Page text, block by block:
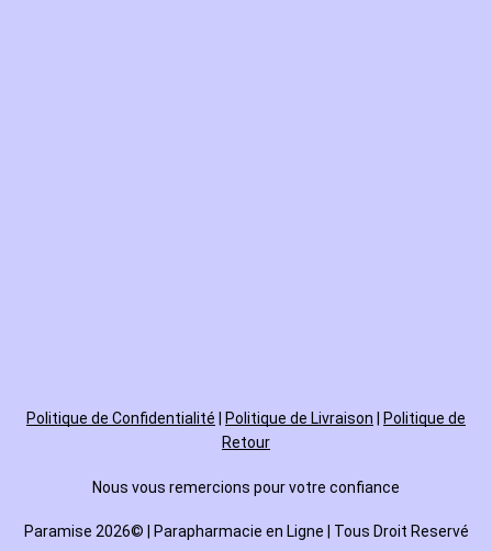
Politique de Confidentialité Politique de Livraison
Politique de
Retour
Nous vous remercions pour votre confiance
Paramise 2026© | Parapharmacie en Ligne | Tous Droit Reservé